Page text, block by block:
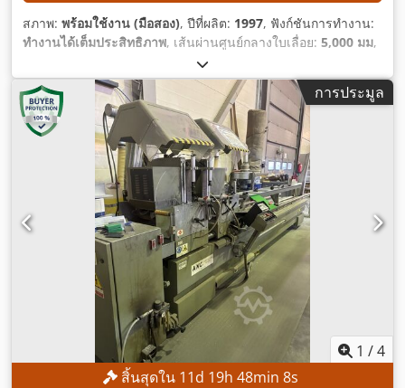
สภาพ: พร้อมใช้งาน (มือสอง), ปีที่ผลิต: 1997, ฟังก์ชันการทำงาน:
ทำงานได้เต็มประสิทธิภาพ, เส้นผ่านศูนย์กลางใบเลื่อย: 5,000 มม,
, ประเภทกระแสไฟฟ้าที่เข้ามา:
ความเร็วรอบ (สูงสุด):2,800 รอบ/นาที, ข้อต่ออากาศอัด:7 แท่ง,
การประมูล
1 /4
สิ้นสุดใน 11d 19h 48min 7s